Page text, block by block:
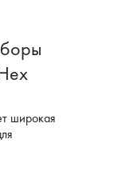
широкая